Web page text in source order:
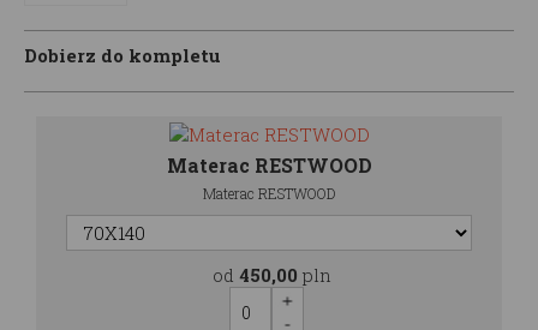
Dobierz do kompletu
Materac RESTWOOD
Materac RESTWOOD
od 450,00 pln